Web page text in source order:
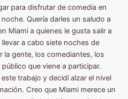
para disfrutar de comedia en
Quería darles un saludo a
Miami a quienes le gusta salir a
a cabo siete noches de
la gente, los comediantes, los
que viene a participar.
trabajo y decidí alzar el nivel
Creo que Miami merece un